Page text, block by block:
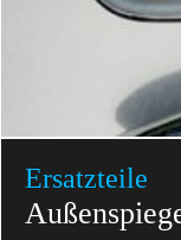
Ersatzteile